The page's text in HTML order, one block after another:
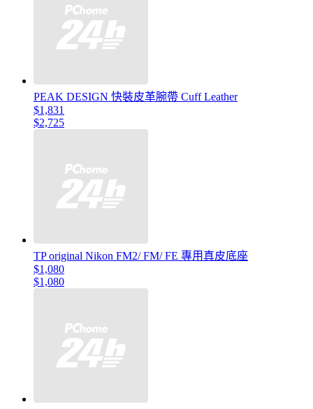
PEAK DESIGN 快裝皮革腕帶 Cuff Leather
$1,831
$2,725
TP original Nikon FM2/ FM/ FE 專用真皮底座
$1,080
$1,080